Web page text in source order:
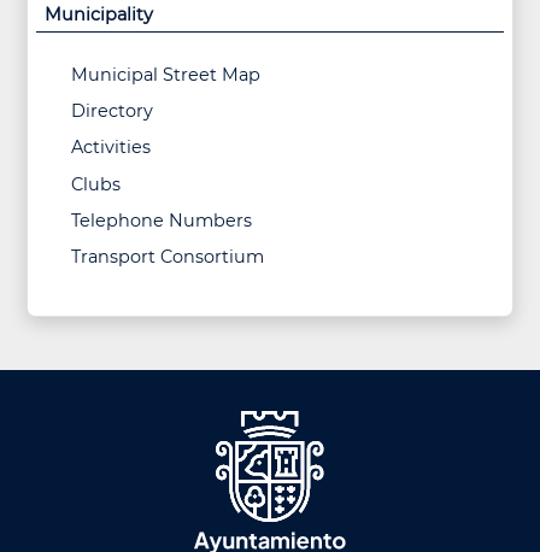
Municipality
Municipal Street Map
Directory
Activities
Clubs
Telephone Numbers
Transport Consortium